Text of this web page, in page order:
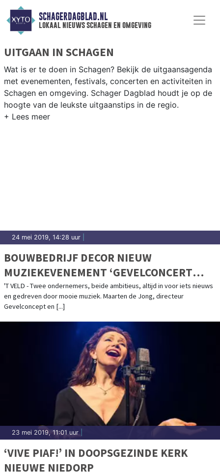
SCHAGERDAGBLAD.NL
lokaal nieuws schagen en omgeving
UITGAAN IN SCHAGEN
Wat is er te doen in Schagen? Bekijk de uitgaansagenda
met evenementen, festivals, concerten en activiteiten in
Schagen en omgeving. Schager Dagblad houdt je op de
hoogte van de leukste uitgaanstips in de regio.
24 mei 2019, 14:28 uur
BOUWBEDRIJF DECOR NIEUW
MUZIEKEVENEMENT ‘GEVELCONCERT
LIVE’
'T VELD - Twee ondernemers, beide ambitieus, altijd in voor iets nieuws
en gedreven door mooie muziek. Maarten de Jong, directeur
Gevelconcept en [...]
23 mei 2019, 11:01 uur
‘VIVE PIAF!’ IN DOOPSGEZINDE KERK
NIEUWE NIEDORP